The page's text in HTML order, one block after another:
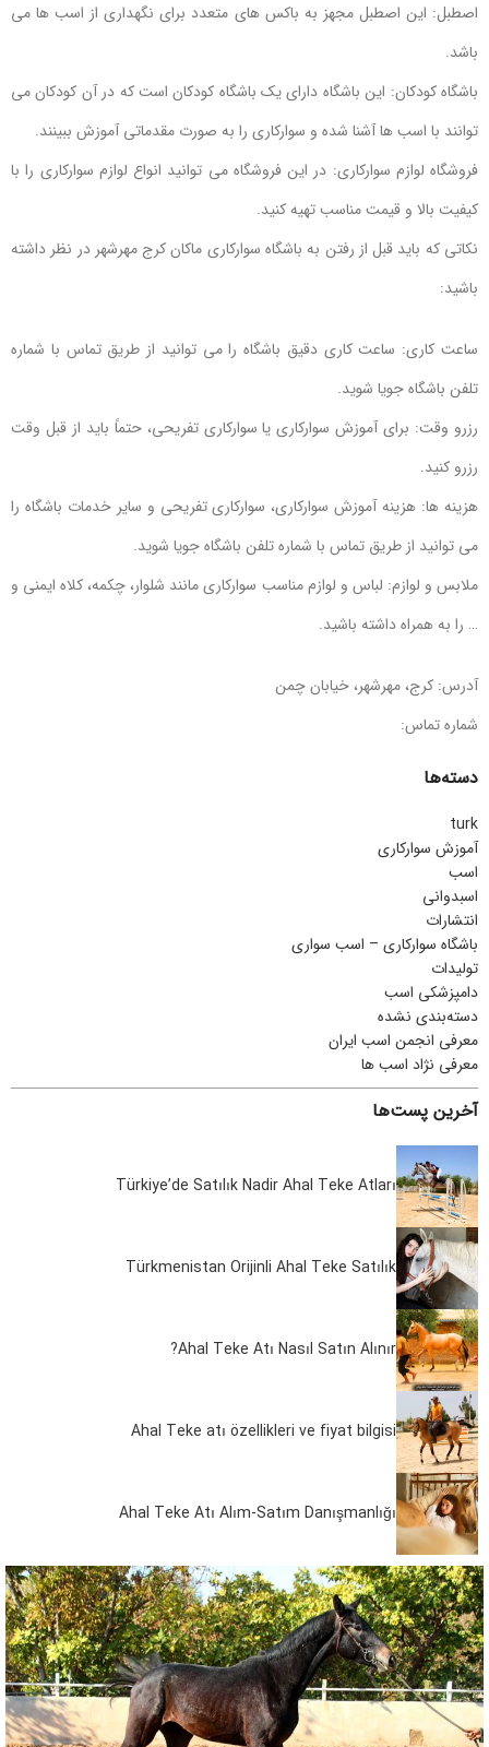
اصطبل: این اصطبل مجهز به باکس های متعدد برای نگهداری از اسب ها می
باشد.
باشگاه کودکان: این باشگاه دارای یک باشگاه کودکان است که در آن کودکان می
توانند با اسب ها آشنا شده و سوارکاری را به صورت مقدماتی آموزش ببینند.
فروشگاه لوازم سوارکاری: در این فروشگاه می توانید انواع لوازم سوارکاری را با
کیفیت بالا و قیمت مناسب تهیه کنید.
نکاتی که باید قبل از رفتن به باشگاه سوارکاری ماکان کرج مهرشهر در نظر داشته
باشید:
ساعت کاری: ساعت کاری دقیق باشگاه را می توانید از طریق تماس با شماره
تلفن باشگاه جویا شوید.
رزرو وقت: برای آموزش سوارکاری یا سوارکاری تفریحی، حتماً باید از قبل وقت
رزرو کنید.
هزینه ها: هزینه آموزش سوارکاری، سوارکاری تفریحی و سایر خدمات باشگاه را
می توانید از طریق تماس با شماره تلفن باشگاه جویا شوید.
ملابس و لوازم: لباس و لوازم مناسب سوارکاری مانند شلوار، چکمه، کلاه ایمنی و
… را به همراه داشته باشید.
آدرس: کرج، مهرشهر، خیابان چمن
شماره تماس:
دسته‌ها
turk
آموزش سوارکاری
اسب
اسبدوانی
انتشارات
باشگاه سوارکاری – اسب سواری
تولیدات
دامپزشکی اسب
دسته‌بندی نشده
معرفی انجمن اسب ایران
معرفی نژاد اسب ها
آخرین پست‌ها
Türkiye’de Satılık Nadir Ahal Teke Atları
Türkmenistan Orijinli Ahal Teke Satılık
Ahal Teke Atı Nasıl Satın Alınır?
Ahal Teke atı özellikleri ve fiyat bilgisi
Ahal Teke Atı Alım-Satım Danışmanlığı